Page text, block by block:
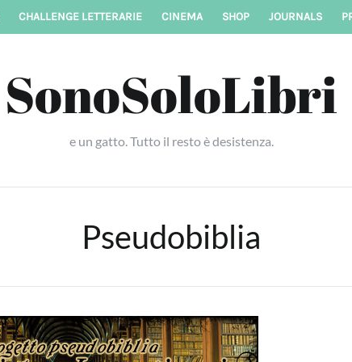
CHALLENGE LETTERARIE CINEMA SHOP JOURNALS
SonoSoloLibri
e un gatto. Tutto il resto è desistenza.
Pseudobiblia